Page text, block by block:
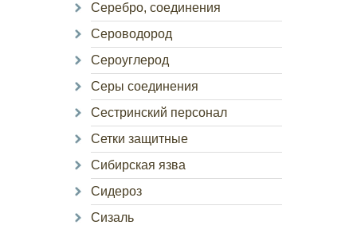
Серебро, соединения
Сероводород
Сероуглерод
Серы соединения
Сестринский персонал
Сетки защитные
Сибирская язва
Сидероз
Сизаль